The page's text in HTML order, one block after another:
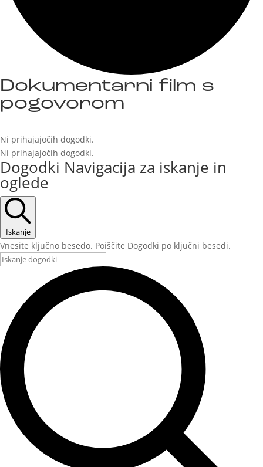
Dokumentarni film s
pogovorom
Ni prihajajočih dogodki.
Ni prihajajočih dogodki.
Dogodki Navigacija za iskanje in
oglede
Iskanje
Vnesite ključno besedo. Poiščite Dogodki po ključni besedi.